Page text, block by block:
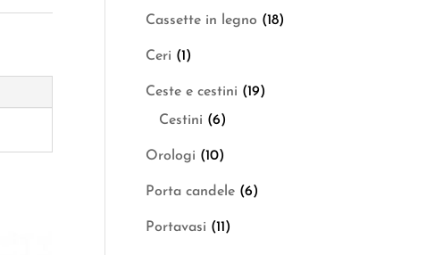
Cassette in legno (18)
Ceri (1)
Ceste e cestini (19)
Cestini (6)
Orologi (10)
Porta candele (6)
Portavasi (11)